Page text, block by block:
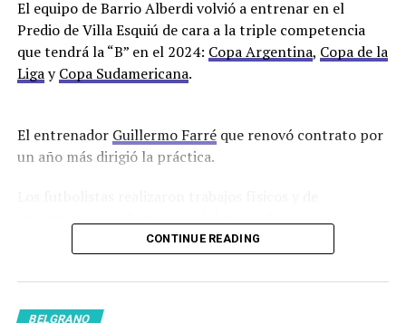
El equipo de Barrio Alberdi volvió a entrenar en el
Predio de Villa Esquiú de cara a la triple competencia
que tendrá la “B” en el 2024: Copa Argentina, Copa de la
LigayCopa Sudamericana.
El entrenador Guillermo Farréque renovó contrato por
un año más dirigió la práctica.
Los ausentes que finalizaron sus contratos fueron
Francisco Oliver, Lucas Diarte, Andrés Amaya, Diego
CONTINUE READING
BELGRANO